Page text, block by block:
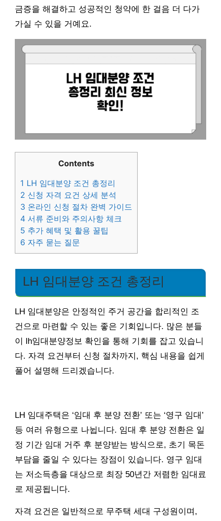
금증을 해결하고 성공적인 청약에 한 걸음 더 다가
가실 수 있을 거예요.
Contents
1 LH 임대분양 조건 총정리
2 신청 자격 요건 상세 분석
3 온라인 신청 절차 완벽 가이드
4 서류 준비와 주의사항 체크
5 추가 혜택 및 활용 꿀팁
6 자주 묻는 질문
LH 임대분양 조건 총정리
LH 임대분양은 안정적인 주거 공간을 합리적인 조
건으로 마련할 수 있는 좋은 기회입니다. 많은 분들
이 lh임대분양정보 확인을 통해 기회를 잡고 있습니
다. 자격 요건부터 신청 절차까지, 핵심 내용을 쉽게
풀어 설명해 드리겠습니다.
LH 임대주택은 ‘임대 후 분양 전환’ 또는 ‘영구 임대’
등 여러 유형으로 나뉩니다. 임대 후 분양 전환은 일
정 기간 임대 거주 후 분양받는 방식으로, 초기 목돈
부담을 줄일 수 있다는 장점이 있습니다. 영구 임대
는 저소득층을 대상으로 최장 50년간 저렴한 임대료
로 제공됩니다.
자격 요건은 일반적으로 무주택 세대 구성원이며,